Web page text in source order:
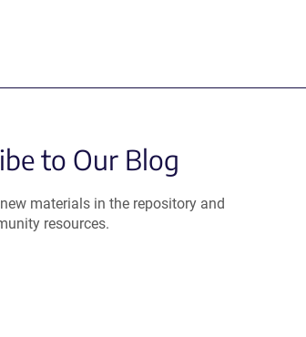
to Our Blog
materials in the repository and
resources.